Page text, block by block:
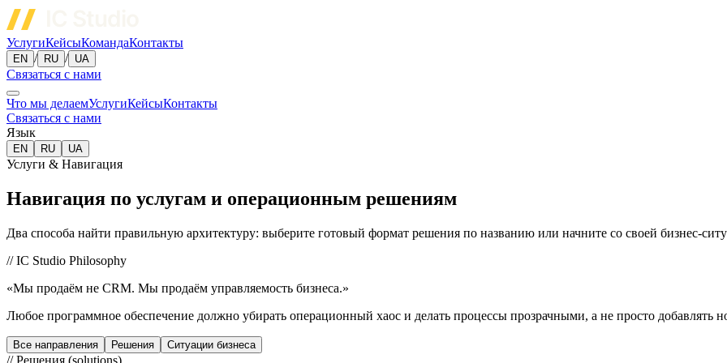
УслугиКейсыКомандаКонтакты
EN / RU / UA
Связаться с нами
Что мы делаемУслугиКейсыКонтакты
Связаться с нами
Язык
EN RU UA
Услуги & Навигация
Навигация по услугам и операционным решениям
Два способа найти правильную архитектуру: выберите готовый формат решения по названию или начните со своей бизнес-
// IC Studio Philosophy
«Мы продаём не CRM. Мы продаём управляемость бизнеса.»
Любое программное обеспечение должно убирать операционный хаос и делать процессы прозрачными, а не просто добавлять
Все направления Решения Ситуации бизнеса
//Решения (solutions)